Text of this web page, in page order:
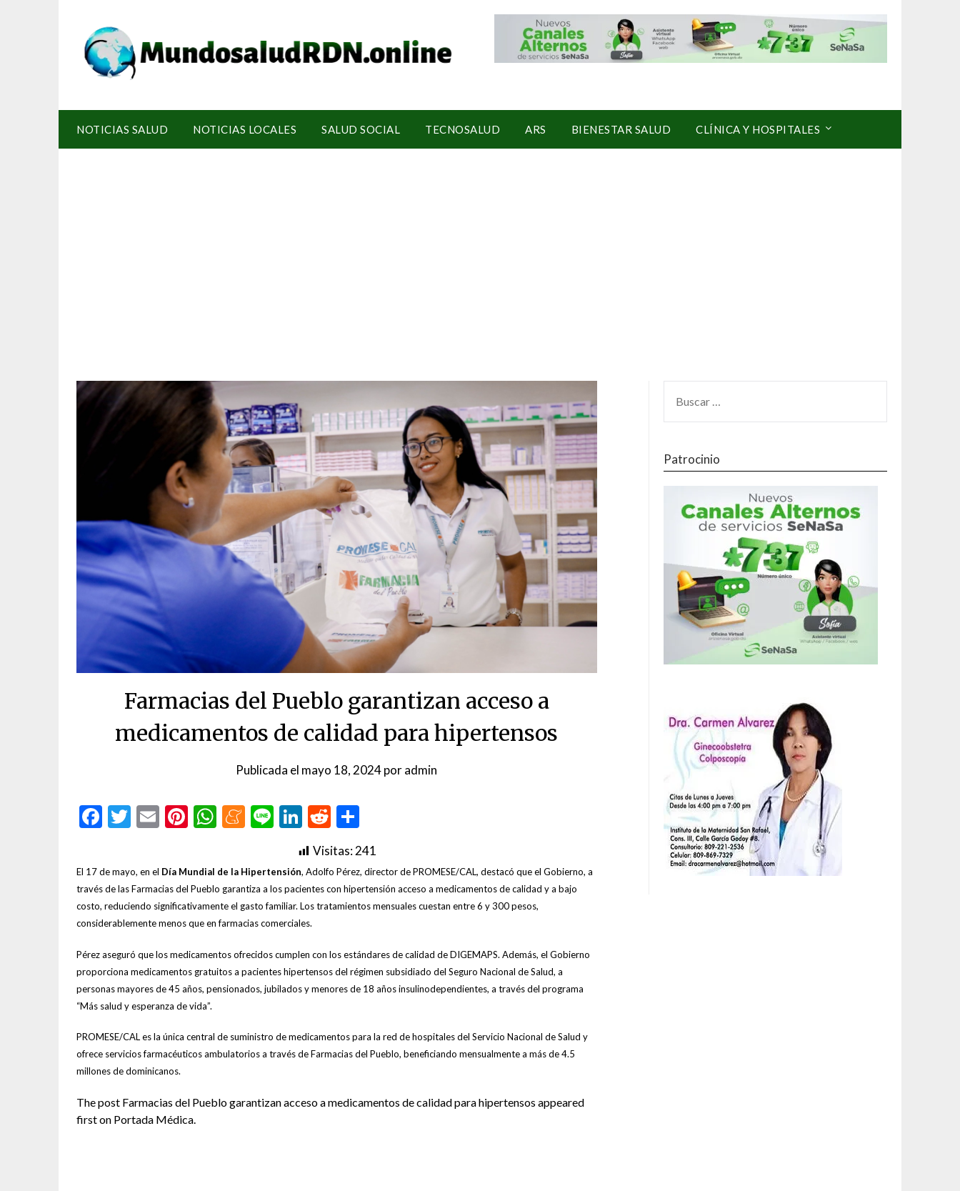
NOTICIAS SALUD NOTICIAS LOCALES SALUD SOCIAL TECNOSALUD ARS BIENESTAR SALUD CLÍNICA Y HOSPITALES
Farmacias del Pueblo garantizan acceso a
medicamentos de calidad para hipertensos
Publicada el mayo 18, 2024poradmin
Facebook
Twitter
EmailPinterest
WhatsApp
Meneame
LineLinkedIn
Reddit
Visitas:241
El 17 de mayo, en el Día Mundial de la Hipertensión, Adolfo Pérez, director de PROMESE/CAL, destacó que el Gobierno, a
través de las Farmacias del Pueblo garantiza a los pacientes con hipertensión acceso a medicamentos de calidad y a bajo
costo, reduciendo significativamente el gasto familiar. Los tratamientos mensuales cuestan entre 6 y 300 pesos,
considerablemente menos que en farmacias comerciales.
Pérez aseguró que los medicamentos ofrecidos cumplen con los estándares de calidad de DIGEMAPS. Además, el Gobierno
proporciona medicamentos gratuitos a pacientes hipertensos del régimen subsidiado del Seguro Nacional de Salud, a
personas mayores de 45 años, pensionados, jubilados y menores de 18 años insulinodependientes, a través del programa
“Más salud y esperanza de vida”.
PROMESE/CAL es la única central de suministro de medicamentos para la red de hospitales del Servicio Nacional de Salud y
ofrece servicios farmacéuticos ambulatorios a través de Farmacias del Pueblo, beneficiando mensualmente a más de 4.5
millones de dominicanos.
The post Farmacias del Pueblo garantizan acceso a medicamentos de calidad para hipertensos appeared
first on Portada Médica.
Patrocinio